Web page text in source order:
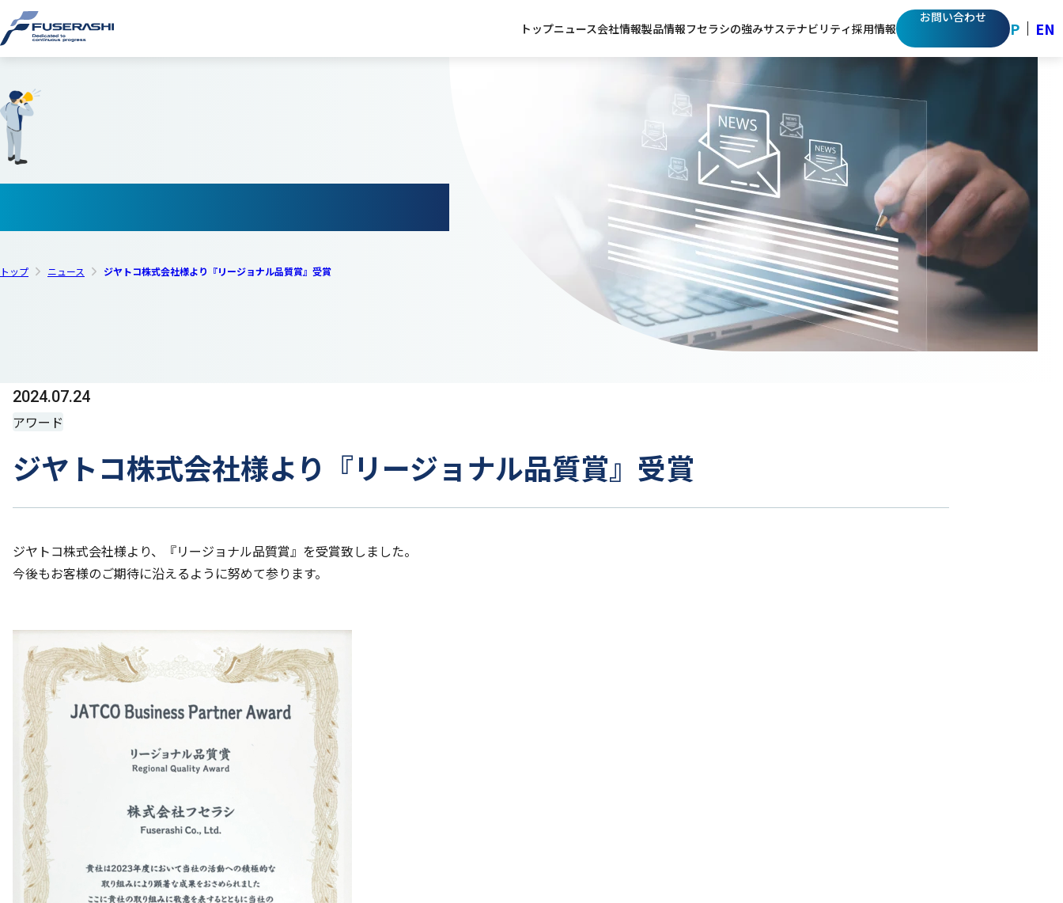
このページの本文へ
トップニュース会社情報製品情報フセラシの強みサステナビリティ採用情報
お問い合わせ
JP EN
トップ ニュース ジヤトコ株式会社様より『リージョナル品質賞』受賞
2024.07.24
アワード
ジヤトコ株式会社様より『リージョナル品質賞』受賞
ジヤトコ株式会社様より、『リージョナル品質賞』を受賞致しました。
今後もお客様のご期待に沿えるように努めて参ります。